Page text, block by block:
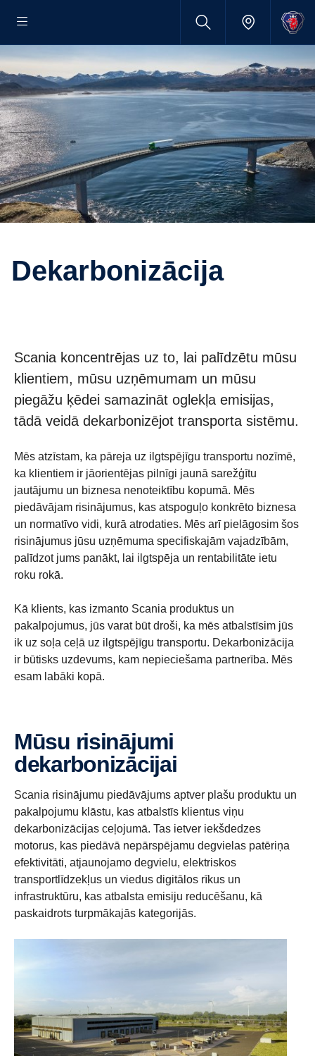
Dekarbonizācija
Scania koncentrējas uz to, lai palīdzētu mūsu
klientiem, mūsu uzņēmumam un mūsu
piegāžu ķēdei samazināt oglekļa emisijas,
tādā veidā dekarbonizējot transporta sistēmu.
Mēs atzīstam, ka pāreja uz ilgtspējīgu transportu nozīmē,
ka klientiem ir jāorientējas pilnīgi jaunā sarežģītu
jautājumu un biznesa nenoteiktību kopumā. Mēs
piedāvājam risinājumus, kas atspoguļo konkrēto biznesa
un normatīvo vidi, kurā atrodaties. Mēs arī pielāgosim šos
risinājumus jūsu uzņēmuma specifiskajām vajadzībām,
palīdzot jums panākt, lai ilgtspēja un rentabilitāte ietu
roku rokā.
Kā klients, kas izmanto Scania produktus un
pakalpojumus, jūs varat būt droši, ka mēs atbalstīsim jūs
ik uz soļa ceļā uz ilgtspējīgu transportu. Dekarbonizācija
ir būtisks uzdevums, kam nepieciešama partnerība. Mēs
esam labāki kopā.
Mūsu risinājumi
dekarbonizācijai
Scania risinājumu piedāvājums aptver plašu produktu un
pakalpojumu klāstu, kas atbalstīs klientus viņu
dekarbonizācijas ceļojumā. Tas ietver iekšdedzes
motorus, kas piedāvā nepārspējamu degvielas patēriņa
efektivitāti, atjaunojamo degvielu, elektriskos
transportlīdzekļus un viedus digitālos rīkus un
infrastruktūru, kas atbalsta emisiju reducēšanu, kā
paskaidrots turpmākajās kategorijās.